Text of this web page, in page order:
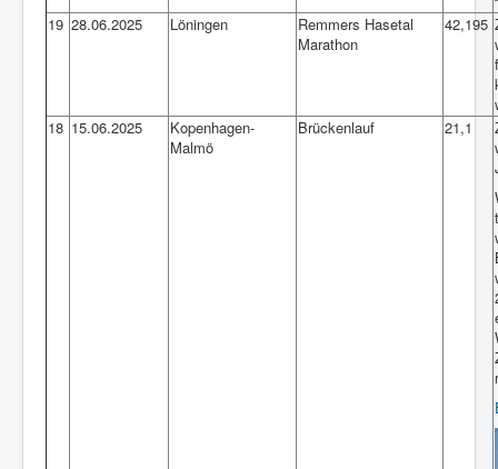
19 28.06.2025 Löningen
Remmers Hasetal
Marathon
42,195
18 15.06.2025
Kopenhagen-
Malmö
Brückenlauf 21,1